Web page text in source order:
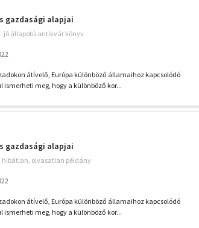
gazdasági alapjai
jó állapotú antikvár könyv
átívelő, Európa különböző államaihoz kapcsolódó
meg, hogy a különböző kor...
gazdasági alapjai
hibátlan, olvasatlan példány
átívelő, Európa különböző államaihoz kapcsolódó
meg, hogy a különböző kor...